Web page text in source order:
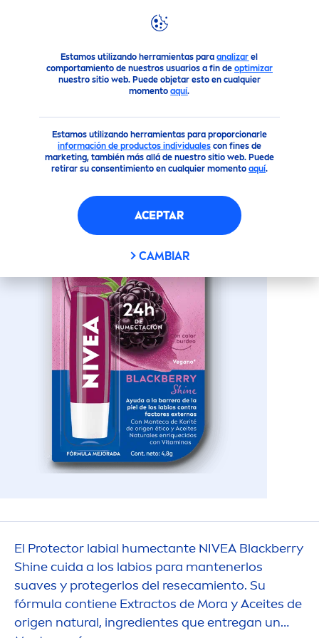
Estamos utilizando herramientas paraanalizar el
comportamiento de nuestros usuarios a fin de optimizar
nuestro sitio web. Puede objetar esto en cualquier
momentoaquí.
Estamos utilizando herramientas para proporcionarle
información de productos individualescon fines de
marketing, también más allá de nuestro sitio web. Puede
retirar su consentimiento en cualquier momento aquí.
ACEPTAR
CAMBIAR
Productos Cuidado Facial Cuidado Labial
BÁLSAMO LABIAL
HUMECTANTEBLACKBERRY
SHINE
El Protector labial humectante NIVEA Blackberry
Shinecuida a los labios para mantenerlos
suaves y protegerlos del resecamiento. Su
fórmula contiene Extractos de Mora y Aceites de
origen natural, ingredientes que entregan un